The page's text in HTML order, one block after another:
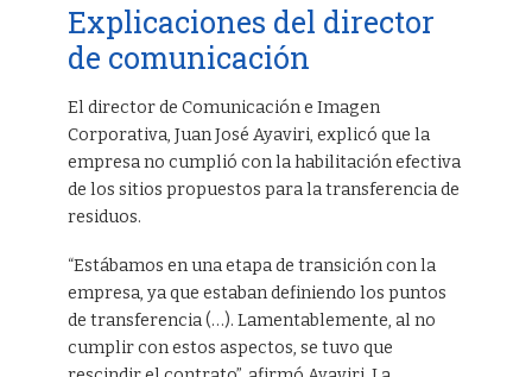
Explicaciones del director
de comunicación
El director de Comunicación e Imagen
Corporativa, Juan José Ayaviri, explicó que la
empresa no cumplió con la habilitación efectiva
de los sitios propuestos para la transferencia de
residuos.
“Estábamos en una etapa de transición con la
empresa, ya que estaban definiendo los puntos
de transferencia (…). Lamentablemente, al no
cumplir con estos aspectos, se tuvo que